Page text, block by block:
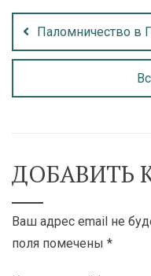
Паломничество в
ДОБАВИТЬ
Ваш адрес email не
поля помечены *